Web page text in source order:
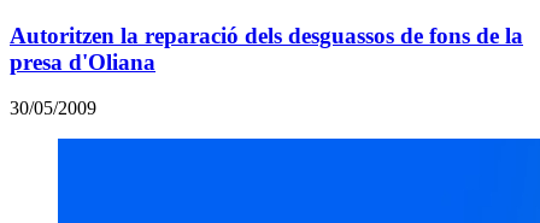
Autoritzen la reparació dels desguassos de fons de la
presa d'Oliana
30/05/2009